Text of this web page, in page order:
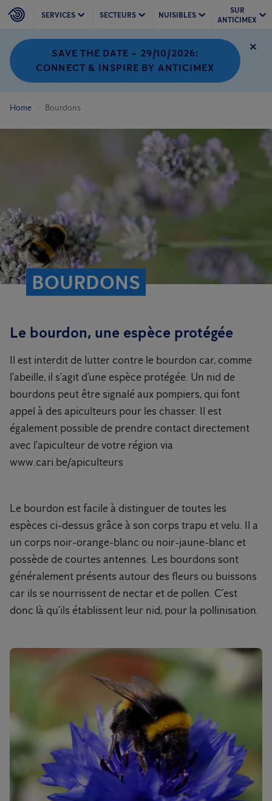
SERVICES SECTEURS NUISIBLES
SUR
ANTICIMEX
SAVE THE DATE – 29/10/2026:
CONNECT & INSPIRE BY ANTICIMEX
Home Bourdons
BOURDONS
Le bourdon, une espèce protégée
Il est interdit de lutter contre le bourdon car, comme
l’abeille, il s’agit d’une espèce protégée. Un nid de
bourdons peut être signalé aux pompiers, qui font
appel à des apiculteurs pour les chasser. Il est
également possible de prendre contact directement
avec l'apiculteur de votre région via
www.cari.be/apiculteurs
Le bourdon est facile à distinguer de toutes les
espèces ci-dessus grâce à son corps trapu et velu. Il a
un corps noir-orange-blanc ou noir-jaune-blanc et
possède de courtes antennes. Les bourdons sont
généralement présents autour des fleurs ou buissons
car ils se nourrissent de nectar et de pollen. C’est
donc là qu’ils établissent leur nid, pour la pollinisation.